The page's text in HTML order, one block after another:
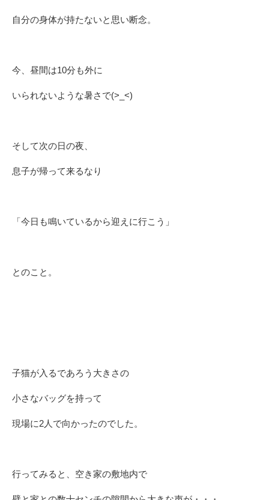
自分の身体が持たないと思い断念。
今、昼間は10分も外に
いられないような暑さで(>_<)
そして次の日の夜、
息子が帰って来るなり
「今日も鳴いているから迎えに行こう」
とのこと。
子猫が入るであろう大きさの
小さなバッグを持って
現場に2人で向かったのでした。
行ってみると、空き家の敷地内で